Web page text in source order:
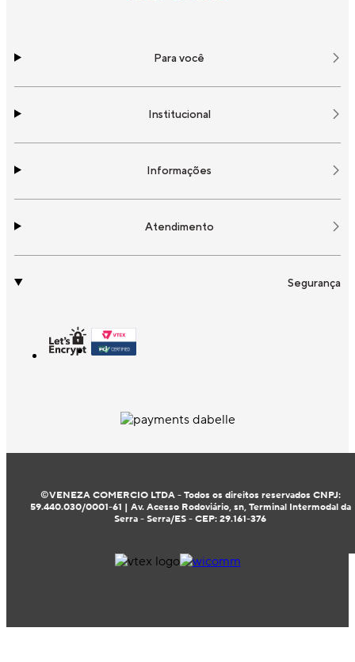
Para você
Institucional
Informações
Atendimento
Segurança
©VENEZA COMERCIO LTDA - Todos os direitos reservados CNPJ:
59.440.030/0001-61 | Av. Acesso Rodoviário, sn, Terminal Intermodal da
Serra - Serra/ES - CEP: 29.161-376